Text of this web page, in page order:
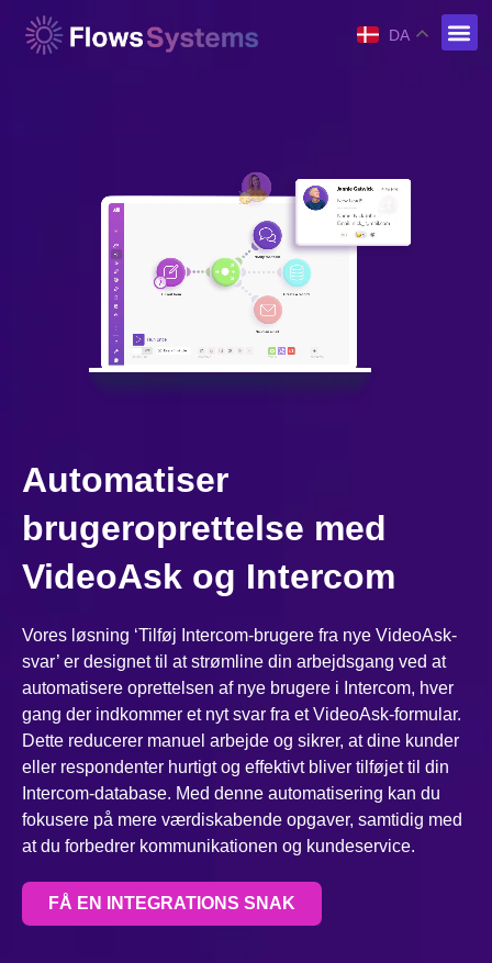
DA
Automatiser
brugeroprettelse med
VideoAsk og Intercom
Vores løsning ‘Tilføj Intercom-brugere fra nye VideoAsk-
svar’ er designet til at strømline din arbejdsgang ved at
automatisere oprettelsen af nye brugere i Intercom, hver
gang der indkommer et nyt svar fra et VideoAsk-formular.
Dette reducerer manuel arbejde og sikrer, at dine kunder
eller respondenter hurtigt og effektivt bliver tilføjet til din
Intercom-database. Med denne automatisering kan du
fokusere på mere værdiskabende opgaver, samtidig med
at du forbedrer kommunikationen og kundeservice.
FÅ EN INTEGRATIONS SNAK